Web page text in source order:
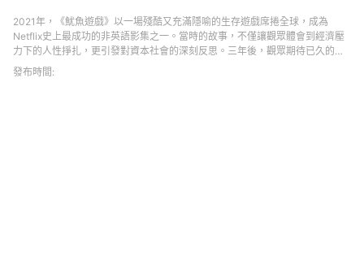
2021年，《魷魚遊戲》以一場殘酷又充滿隱喻的生存遊戲席捲全球，成為
Netflix史上最成功的非英語影集之一。當時的故事，不僅讓觀眾體會到經濟壓
力下的人性掙扎，更引發對資本社會的深刻反思。三年後，觀眾期待已久的
《魷魚遊戲2》終於在2024年12月26日重磅回歸。延續前作的成功，第二季將
視角拉得更廣，遊戲規模與挑戰全面升級，角色的選擇和命運也更具深度。
發布時間: